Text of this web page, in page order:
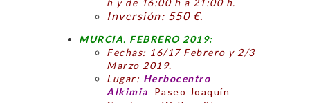
h y de 16:00 h a 21:00 h.
Inversión: 550 €.
MURCIA. FEBRERO 2019:
Fechas: 16/17 Febrero y 2/3
Marzo 2019.
Lugar: Herbocentro
Alkimia
Paseo Joaquín